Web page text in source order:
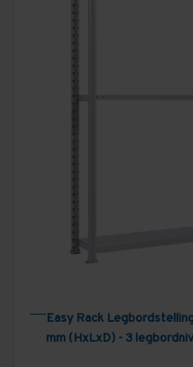
Easy Rack
mm (HxLxD) - 3